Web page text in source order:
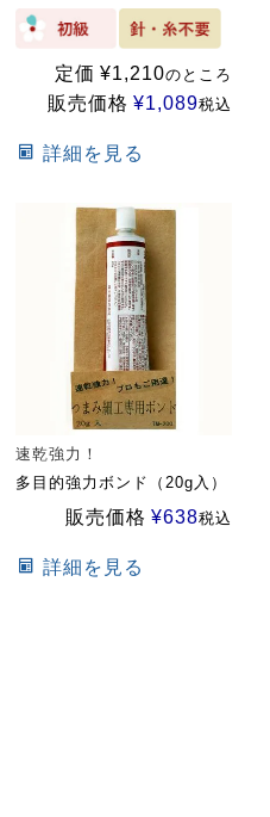
定価 ¥1,210のところ
販売価格 ¥1,089税込
詳細を見る
速乾強力！
多目的強力ボンド（20g入）
販売価格 ¥638税込
詳細を見る